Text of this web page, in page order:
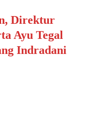
Direktur
Ayu Tegal
Indradani